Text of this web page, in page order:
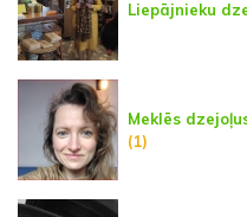
Liepājnieku
Meklēs
(1)